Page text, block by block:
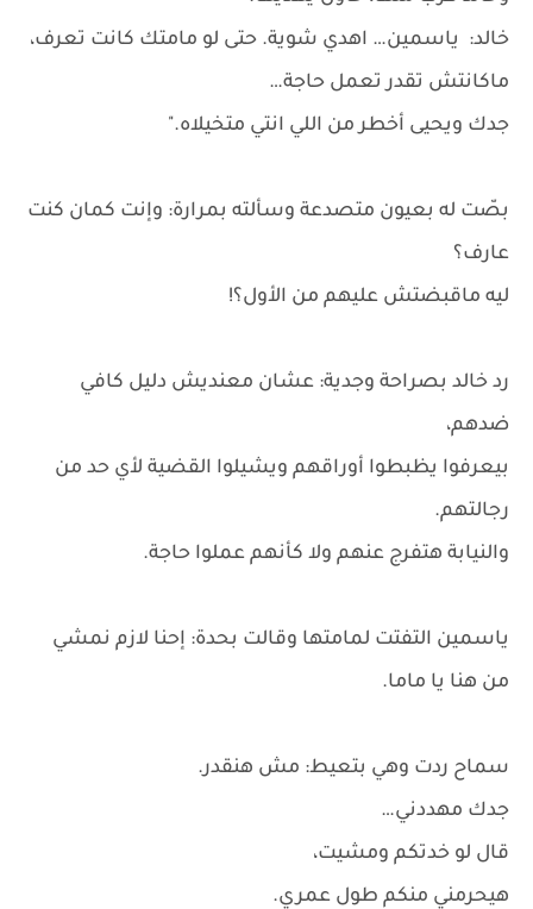
خالد: ياسمين… اهدي شوية. حتى لو مامتك كانت تعرف،
ماكانتش تقدر تعمل حاجة…
جدك ويحيى أخطر من اللي انتي متخيلاه."
بصّت له بعيون متصدعة وسألته بمرارة: وإنت كمان كنت
عارف؟
ليه ماقبضتش عليهم من الأول؟!
رد خالد بصراحة وجدية: عشان معنديش دليل كافي
ضدهم،
بيعرفوا يظبطوا أوراقهم ويشيلوا القضية لأي حد من
رجالتهم.
والنيابة هتفرج عنهم ولا كأنهم عملوا حاجة.
ياسمين التفتت لمامتها وقالت بحدة: إحنا لازم نمشي
من هنا يا ماما.
سماح ردت وهي بتعيط: مش هنقدر.
جدك مهددني…
قال لو خدتكم ومشيت،
هيحرمني منكم طول عمري.